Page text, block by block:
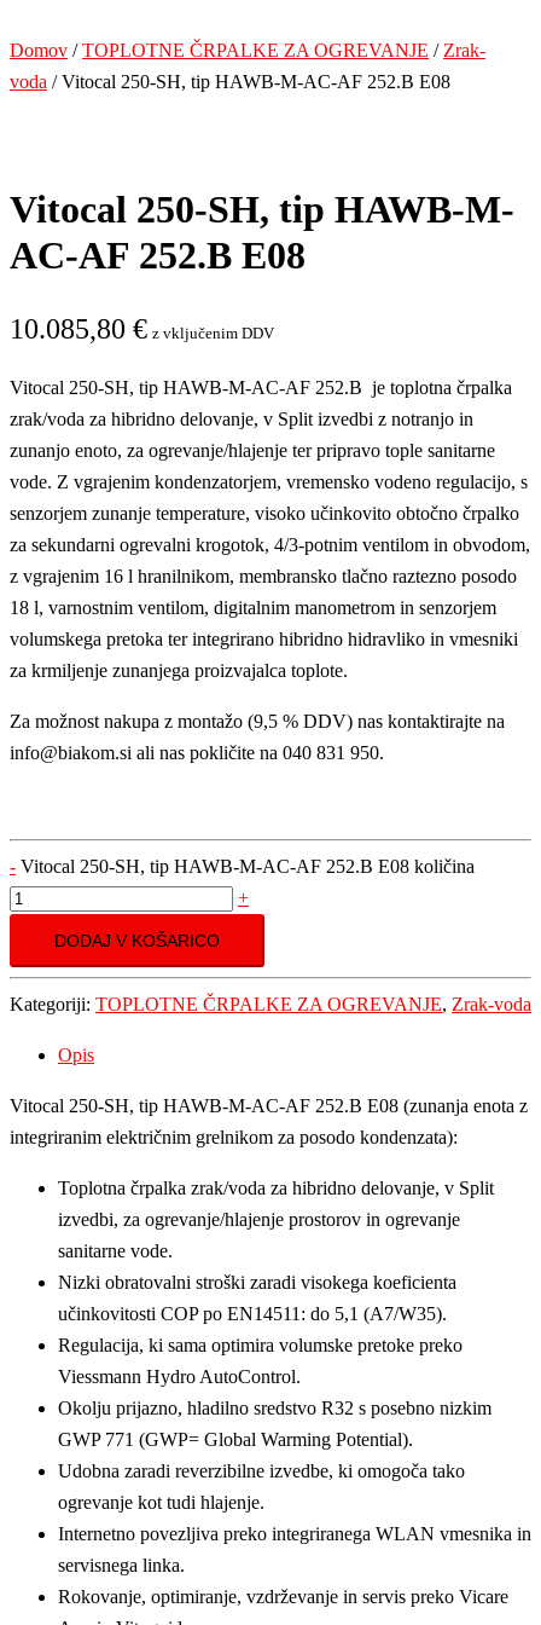
Domov /TOPLOTNE ČRPALKE ZA OGREVANJE / Zrak-
voda / Vitocal 250-SH, tip HAWB-M-AC-AF 252.B E08
Vitocal 250-SH, tip HAWB-M-
AC-AF 252.B E08
10.085,80 € z vključenim DDV
Vitocal 250-SH, tip HAWB-M-AC-AF 252.B je toplotna črpalka
zrak/voda za hibridno delovanje, v Split izvedbi z notranjo in
zunanjo enoto, za ogrevanje/hlajenje ter pripravo tople sanitarne
vode. Z vgrajenim kondenzatorjem, vremensko vodeno regulacijo, s
senzorjem zunanje temperature, visoko učinkovito obtočno črpalko
za sekundarni ogrevalni krogotok, 4/3-potnim ventilom in obvodom,
z vgrajenim 16 l hranilnikom, membransko tlačno raztezno posodo
18 l, varnostnim ventilom, digitalnim manometrom in senzorjem
volumskega pretoka ter integrirano hibridno hidravliko in vmesniki
za krmiljenje zunanjega proizvajalca toplote.
Za možnost nakupa z montažo (9,5 % DDV) nas kontaktirajte na
info@biakom.si ali nas pokličite na 040 831 950.
- Vitocal 250-SH, tip HAWB-M-AC-AF 252.B E08 količina
+
DODAJ V KOŠARICO
Kategoriji: TOPLOTNE ČRPALKE ZA OGREVANJE, Zrak-voda
Opis
Vitocal 250-SH, tip HAWB-M-AC-AF 252.B E08 (zunanja enota z
integriranim električnim grelnikom za posodo kondenzata):
Toplotna črpalka zrak/voda za hibridno delovanje, v Split
izvedbi, za ogrevanje/hlajenje prostorov in ogrevanje
sanitarne vode.
Nizki obratovalni stroški zaradi visokega koeficienta
učinkovitosti COP po EN14511: do 5,1 (A7/W35).
Regulacija, ki sama optimira volumske pretoke preko
Viessmann Hydro AutoControl.
Okolju prijazno, hladilno sredstvo R32 s posebno nizkim
GWP 771 (GWP= Global Warming Potential).
Udobna zaradi reverzibilne izvedbe, ki omogoča tako
ogrevanje kot tudi hlajenje.
Internetno povezljiva preko integriranega WLAN vmesnika in
servisnega linka.
Rokovanje, optimiranje, vzdrževanje in servis preko Vicare